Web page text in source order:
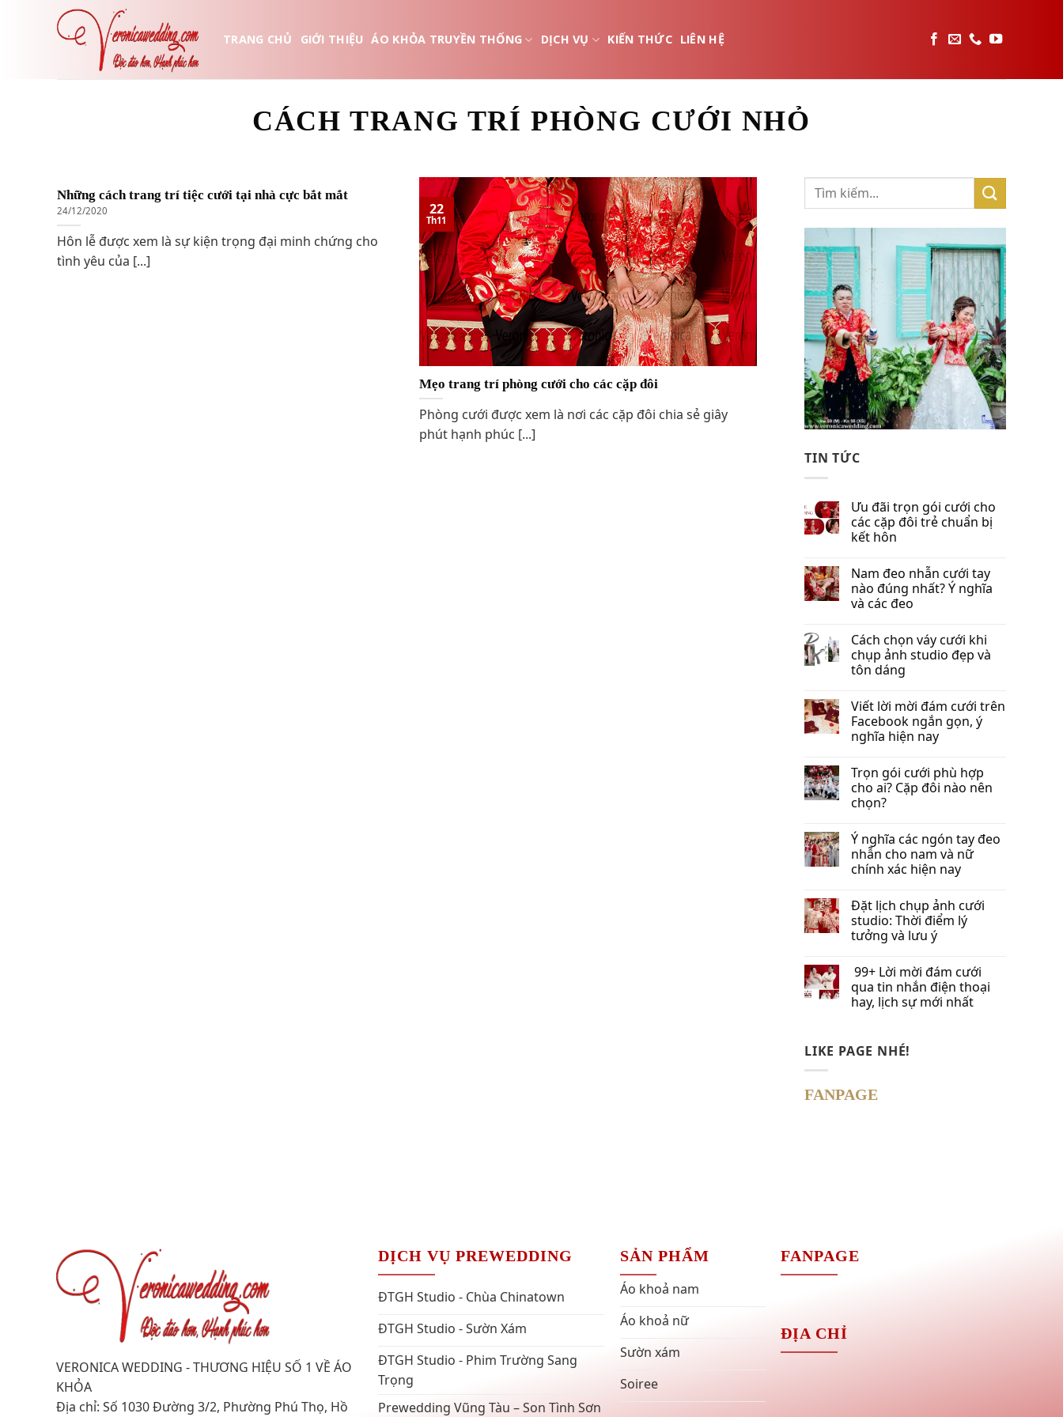
TRANG CHỦ GIỚI THIỆU ÁO KHỎA TRUYỀN THỐNG DỊCH VỤ KIẾN THỨC LIÊN HỆ
CÁCH TRANG TRÍ PHÒNG CƯỚI NHỎ
Những cách trang trí tiệc cưới tại nhà cực bắt mắt
24/12/2020
Hôn lễ được xem là sự kiện trọng đại minh chứng cho
tình yêu của [...]
Mẹo trang trí phòng cưới cho các cặp đôi
Phòng cưới được xem là nơi các cặp đôi chia sẻ giây
phút hạnh phúc [...]
22
Th11
TIN TỨC
Ưu đãi trọn gói cưới cho
các cặp đôi trẻ chuẩn bị
kết hôn
Nam đeo nhẫn cưới tay
nào đúng nhất​? Ý nghĩa
và các đeo
Cách chọn váy cưới khi
chụp ảnh studio đẹp và
tôn dáng
Viết lời mời đám cưới trên
Facebook​ ngắn gọn, ý
nghĩa hiện nay
Trọn gói cưới phù hợp
cho ai? Cặp đôi nào nên
chọn?
Ý nghĩa các ngón tay đeo
nhẫn cho nam và nữ
chính xác hiện nay
Đặt lịch chụp ảnh cưới
studio: Thời điểm lý
tưởng và lưu ý
99+ Lời mời đám cưới
qua tin nhắn​ điện thoại
hay, lịch sự mới nhất
LIKE PAGE NHÉ!
FANPAGE
VERONICA WEDDING - THƯƠNG HIỆU SỐ 1 VỀ ÁO
KHỎA
Địa chỉ: Số 1030 Đường 3/2, Phường Phú Thọ, Hồ
DỊCH VỤ PREWEDDING
ĐTGH Studio - Chùa Chinatown
ĐTGH Studio - Sườn Xám
ĐTGH Studio - Phim Trường Sang
Trọng
Prewedding Vũng Tàu – Son Tình Sơn
SẢN PHẨM
Áo khoả nam
Áo khoả nữ
Sườn xám
Soiree
FANPAGE
ĐỊA CHỈ